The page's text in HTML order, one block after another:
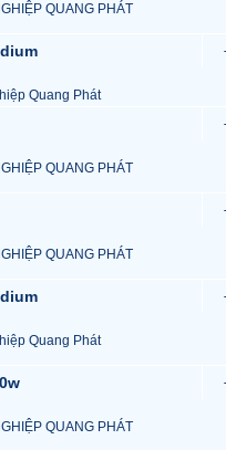
QUANG PHÁT
Quang Phát
QUANG PHÁT
QUANG PHÁT
Quang Phát
QUANG PHÁT